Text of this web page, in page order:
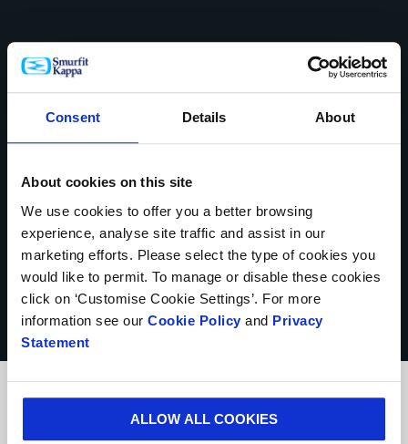
Consent Details About
About cookies on this site
We use cookies to offer you a better browsing
experience, analyse site traffic and assist in our
marketing efforts. Please select the type of cookies you
would like to permit. To manage or disable these cookies
click on ‘Customise Cookie Settings’. For more
information see our Cookie Policy and Privacy
Statement
ALLOW ALL COOKIES
Mejora la marca
Envíanos un email ocontacta
con una de nuestras plantas